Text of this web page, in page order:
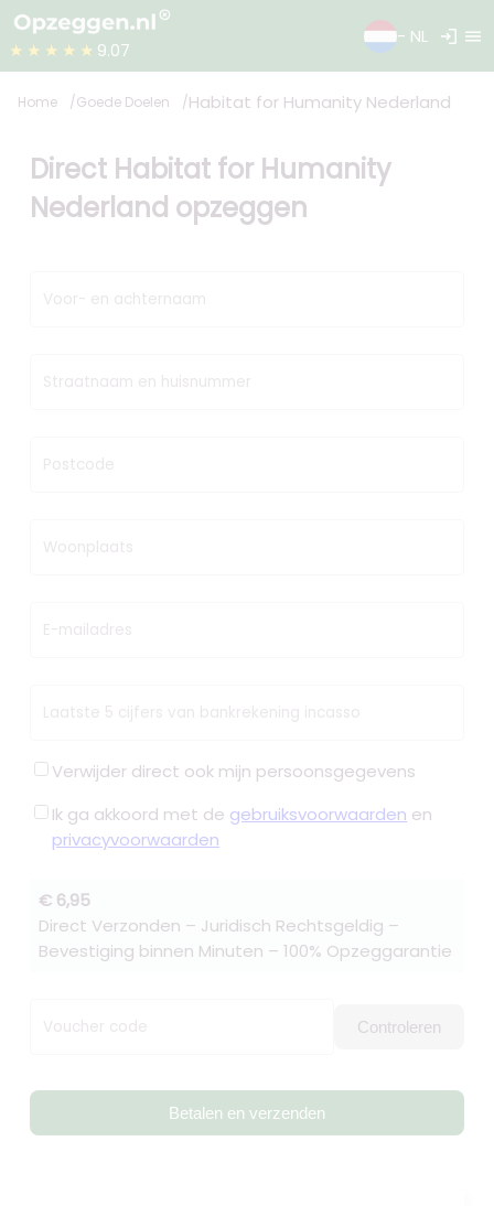
★★★★★ 9.07
- NL login menu
Home Goede Doelen Habitat for Humanity Nederland
Direct Habitat for Humanity
Nederland opzeggen
Voor- en achternaam
Straatnaam en huisnummer
Postcode
Woonplaats
E-mailadres
Laatste 5 cijfers van bankrekening incasso
Verwijder direct ook mijn persoonsgegevens
Ik ga akkoord met de gebruiksvoorwaarden en
privacyvoorwaarden
€ 6,95
Direct Verzonden – Juridisch Rechtsgeldig –
Bevestiging binnen Minuten – 100% Opzeggarantie
Voucher code Controleren
Betalen en verzenden